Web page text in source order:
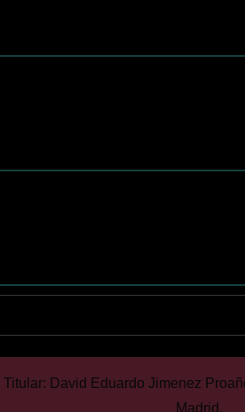
David Eduardo Jimenez
Madrid.